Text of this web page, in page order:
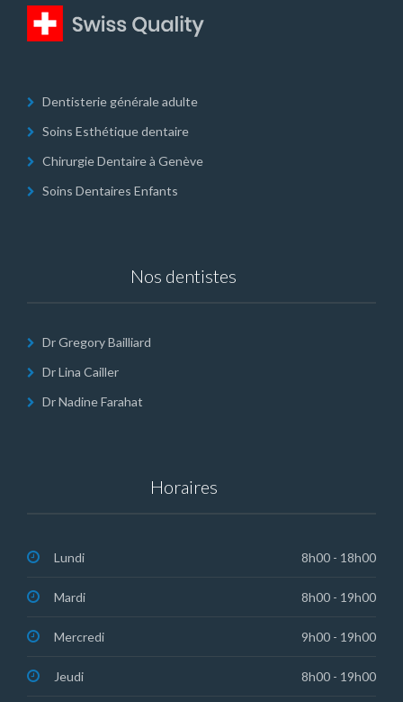
Dentisterie générale adulte
Soins Esthétique dentaire
Chirurgie Dentaire à Genève
Soins Dentaires Enfants
Nos dentistes
Dr Gregory Bailliard
Dr Lina Cailler
Dr Nadine Farahat
Horaires
Lundi 8h00 - 18h00
Mardi 8h00 - 19h00
Mercredi 9h00 - 19h00
Jeudi 8h00 - 19h00